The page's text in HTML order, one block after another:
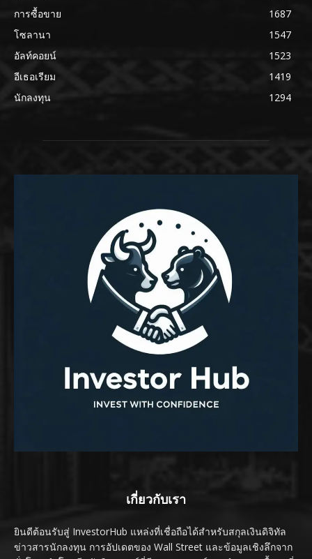
การซื้อขาย
1687
โซลานา
1547
อัลท์คอยน์
1523
อีเธอเรียม
1419
นักลงทุน
1294
เกี่ยวกับเรา
ยินดีต้อนรับสู่ InvestorHub แหล่งที่เชื่อถือได้สำหรับสกุลเงินดิจิทัล
ข่าวสารนักลงทุน การอัปเดตของ Wall Street และข้อมูลเชิงลึกจาก